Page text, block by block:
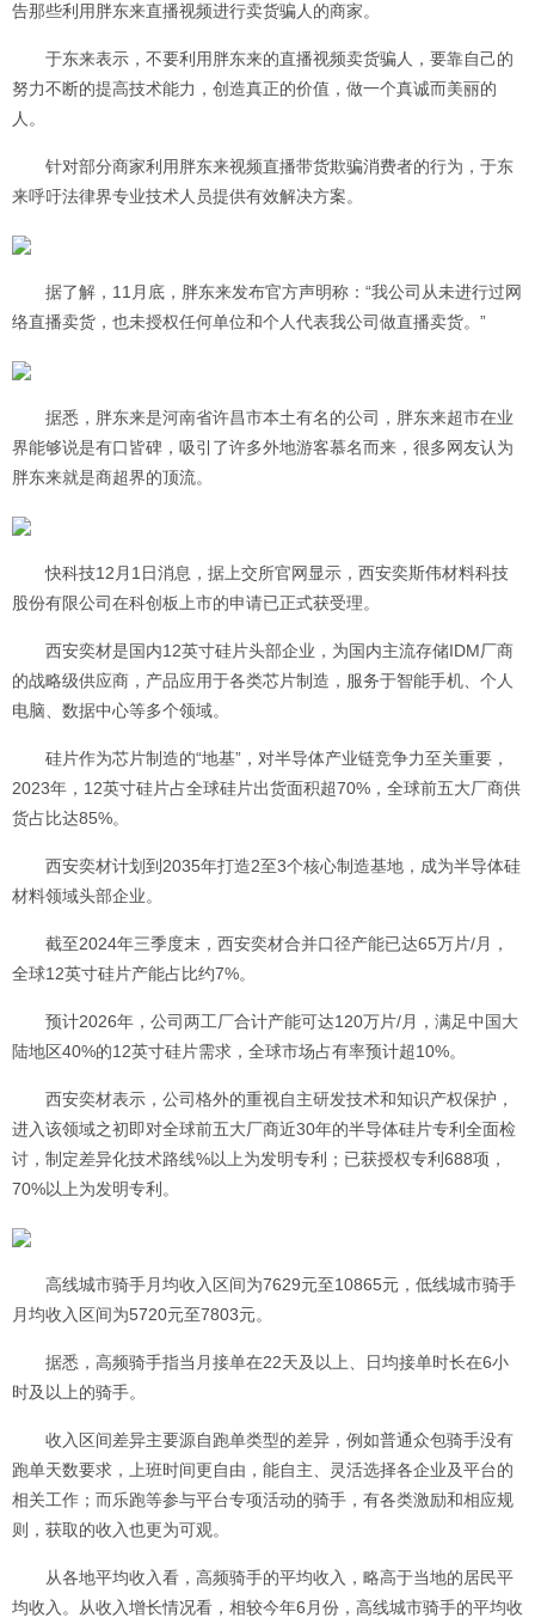
告那些利用胖东来直播视频进行卖货骗人的商家。
于东来表示，不要利用胖东来的直播视频卖货骗人，要靠自己的
努力不断的提高技术能力，创造真正的价值，做一个真诚而美丽的
人。
针对部分商家利用胖东来视频直播带货欺骗消费者的行为，于东
来呼吁法律界专业技术人员提供有效解决方案。
据了解，11月底，胖东来发布官方声明称：“我公司从未进行过网
络直播卖货，也未授权任何单位和个人代表我公司做直播卖货。”
据悉，胖东来是河南省许昌市本土有名的公司，胖东来超市在业
界能够说是有口皆碑，吸引了许多外地游客慕名而来，很多网友认为
胖东来就是商超界的顶流。
快科技12月1日消息，据上交所官网显示，西安奕斯伟材料科技
股份有限公司在科创板上市的申请已正式获受理。
西安奕材是国内12英寸硅片头部企业，为国内主流存储IDM厂商
的战略级供应商，产品应用于各类芯片制造，服务于智能手机、个人
电脑、数据中心等多个领域。
硅片作为芯片制造的“地基”，对半导体产业链竞争力至关重要，
2023年，12英寸硅片占全球硅片出货面积超70%，全球前五大厂商供
货占比达85%。
西安奕材计划到2035年打造2至3个核心制造基地，成为半导体硅
材料领域头部企业。
截至2024年三季度末，西安奕材合并口径产能已达65万片/月，
全球12英寸硅片产能占比约7%。
预计2026年，公司两工厂合计产能可达120万片/月，满足中国大
陆地区40%的12英寸硅片需求，全球市场占有率预计超10%。
西安奕材表示，公司格外的重视自主研发技术和知识产权保护，
进入该领域之初即对全球前五大厂商近30年的半导体硅片专利全面检
讨，制定差异化技术路线%以上为发明专利；已获授权专利688项，
70%以上为发明专利。
高线城市骑手月均收入区间为7629元至10865元，低线城市骑手
月均收入区间为5720元至7803元。
据悉，高频骑手指当月接单在22天及以上、日均接单时长在6小
时及以上的骑手。
收入区间差异主要源自跑单类型的差异，例如普通众包骑手没有
跑单天数要求，上班时间更自由，能自主、灵活选择各企业及平台的
相关工作；而乐跑等参与平台专项活动的骑手，有各类激励和相应规
则，获取的收入也更为可观。
从各地平均收入看，高频骑手的平均收入，略高于当地的居民平
均收入。从收入增长情况看，相较今年6月份，高线城市骑手的平均收